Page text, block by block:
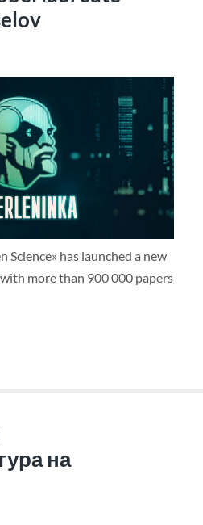
Science» has launched a new
more than 900 000 papers
на